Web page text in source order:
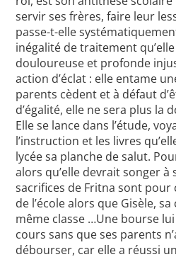
servir ses frères, faire leur
passe-t-elle
inégalité de traitement
douloureuse et profonde
action d’éclat : elle entame
parents cèdent et à défaut
d’égalité, elle ne sera plus la
Elle se lance dans l’étude,
l’instruction et les livres
lycée sa planche de salut.
alors qu’elle devrait songer à
sacrifices de Fritna sont pour
de l’école alors que Gisèle,
même classe …Une bourse
cours sans que ses parents
débourser, car elle a réussi